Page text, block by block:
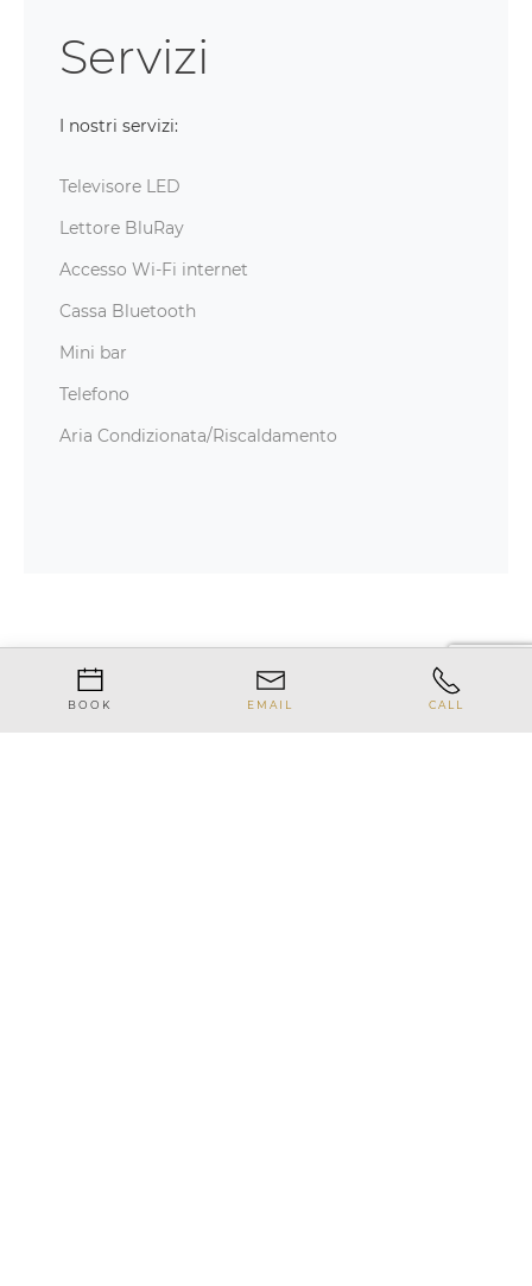
Servizi
I nostri servizi:
Televisore LED
Lettore BluRay
Accesso Wi-Fi internet
Cassa Bluetooth
Mini bar
Telefono
Aria Condizionata/Riscaldamento
BOOK EMAIL CALL